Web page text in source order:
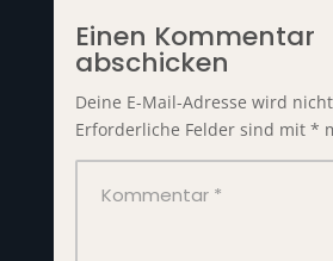
Einen Kommentar
abschicken
Deine E-Mail-Adresse wird
Erforderliche Felder sind mit *